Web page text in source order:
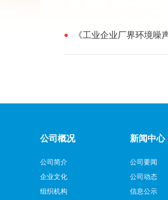
《工业企业厂界环境噪
公司概况
公司简介
企业文化
组织机构
新闻中心
公司要闻
公司动态
信息公示